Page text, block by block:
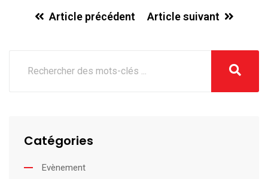
Article précédent Article suivant
Catégories
Evènement